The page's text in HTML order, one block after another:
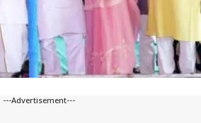
---Advertisement---